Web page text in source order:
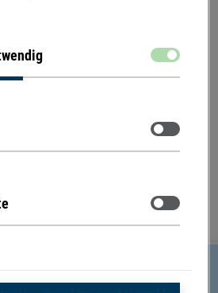
Zustimmen
Zustimmen
Zustimmen